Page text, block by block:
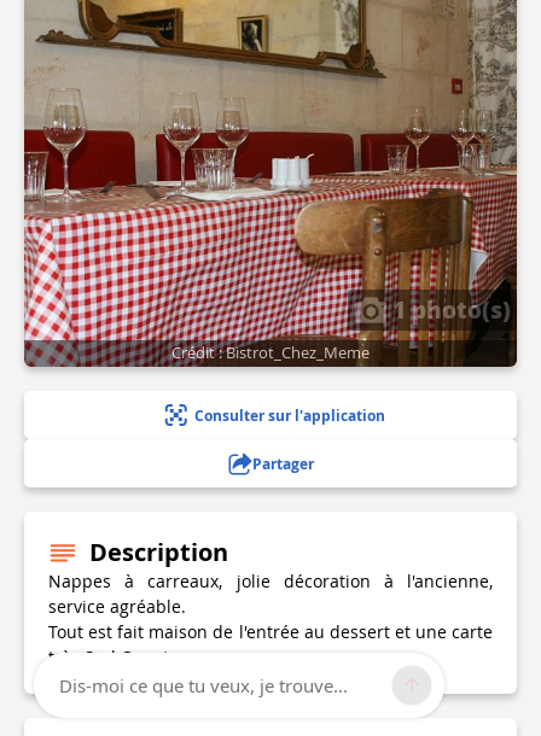
1 photo(s)
Crédit : Bistrot_Chez_Meme
Consulter sur l'application
Partager
Description
Nappes à carreaux, jolie décoration à l'ancienne,
service agréable.
Tout est fait maison de l'entrée au dessert et une carte
très Sud Ouest.
Dis-moi ce que tu veux, je trouve...